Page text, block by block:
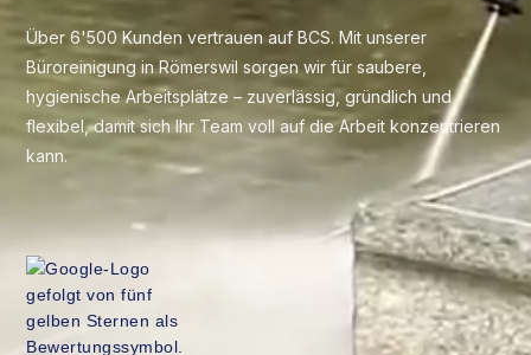
Über 6'500 Kunden vertrauen auf BCS. Mit unserer
Büroreinigung in Römerswil sorgen wir für saubere,
hygienische Arbeitsplätze – zuverlässig, gründlich und
flexibel, damit sich Ihr Team voll auf die Arbeit konzentrieren
kann.